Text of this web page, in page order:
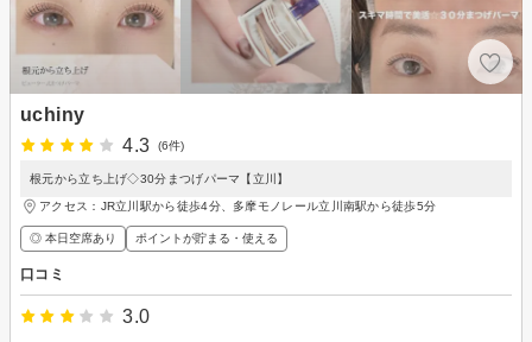
uchiny
4.3
(6件)
根元から立ち上げ◇30分まつげパーマ【立川】
アクセス：JR立川駅から徒歩4分、多摩モノレール立川南駅から徒歩5分
◎ 本日空席あり ポイントが貯まる・使える
口コミ
3.0